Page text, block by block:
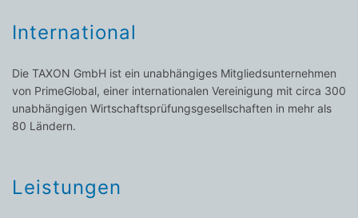
International
Die TAXON GmbH ist ein unabhängiges Mitgliedsunternehmen
von PrimeGlobal, einer internationalen Vereinigung mit circa 300
unabhängigen Wirtschaftsprüfungsgesellschaften in mehr als
80 Ländern.
Leistungen